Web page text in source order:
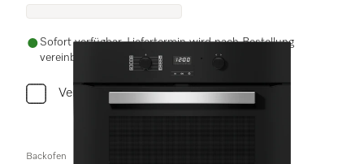
Sofort verfügbar. Liefertermin wird nach Bestellung
vereinbart.
Vergleichen
Backofen